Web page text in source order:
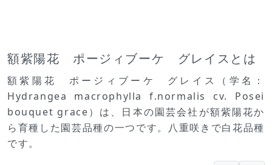
額紫陽花 ポージィブーケ グレイスとは
額紫陽花 ポージィブーケ グレイス（学名：
Hydrangea macrophylla f.normalis cv. Posei
bouquet grace）は、日本の園芸会社が額紫陽花か
ら育種した園芸品種の一つです。八重咲きで白花品種
です。